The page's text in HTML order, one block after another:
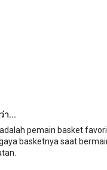
า...
pemain basket
basketnya saat